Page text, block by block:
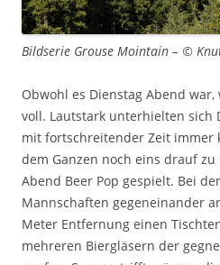
Bildserie Grouse Mointain – ©
Obwohl es Dienstag Abend
voll. Lautstark unterhielten sich
mit fortschreitender Zeit immer
dem Ganzen noch eins drauf
Abend Beer Pop gespielt. Bei
Mannschaften gegeneinander
Meter Entfernung einen
mehreren Biergläsern der